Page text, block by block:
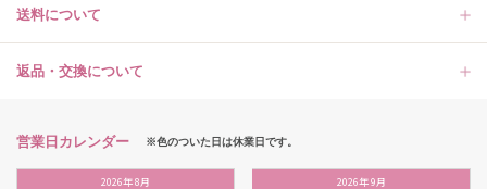
送料について
返品・交換について
営業日カレンダー ※色のついた日は休業日です。
2026年8月 2026年9月